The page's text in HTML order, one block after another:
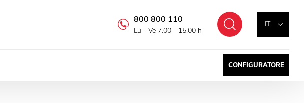
ITCercare
800 800 110
Lu - Ve 7.00 - 15.00 h
CONFIGURATORE